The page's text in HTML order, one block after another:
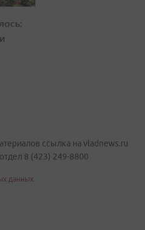
ссылка на vladnews.ru
8 (423) 249-8800
данных